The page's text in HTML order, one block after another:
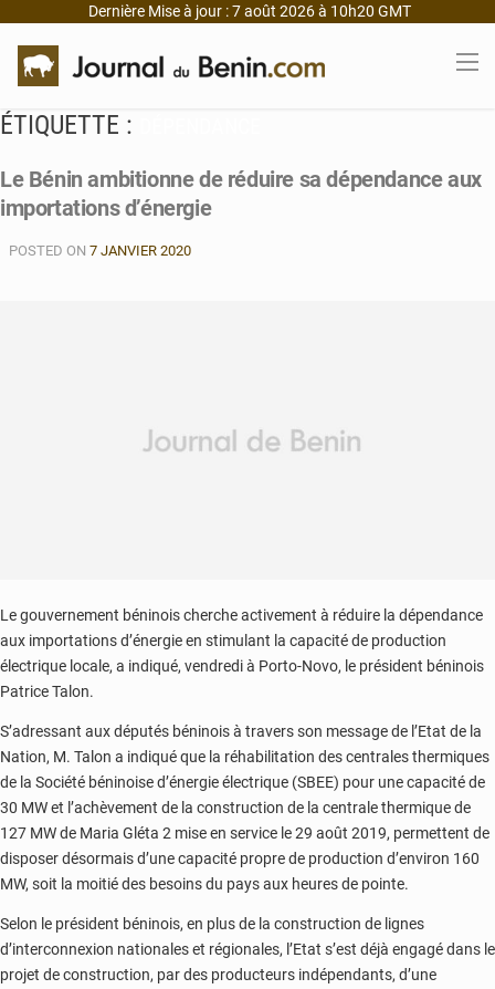
Dernière Mise à jour : 7 août 2026 à 10h20 GMT
ÉTIQUETTE :
Le Bénin ambitionne de réduire sa dépendance aux
importations d’énergie
POSTED ON 7 JANVIER 2020
Le gouvernement béninois cherche activement à réduire la dépendance
aux importations d’énergie en stimulant la capacité de production
électrique locale, a indiqué, vendredi à Porto-Novo, le président béninois
Patrice Talon.
S’adressant aux députés béninois à travers son message de l’Etat de la
Nation, M. Talon a indiqué que la réhabilitation des centrales thermiques
de la Société béninoise d’énergie électrique (SBEE) pour une capacité de
30 MW et l’achèvement de la construction de la centrale thermique de
127 MW de Maria Gléta 2 mise en service le 29 août 2019, permettent de
disposer désormais d’une capacité propre de production d’environ 160
MW, soit la moitié des besoins du pays aux heures de pointe.
Selon le président béninois, en plus de la construction de lignes
d’interconnexion nationales et régionales, l’Etat s’est déjà engagé dans le
projet de construction, par des producteurs indépendants, d’une